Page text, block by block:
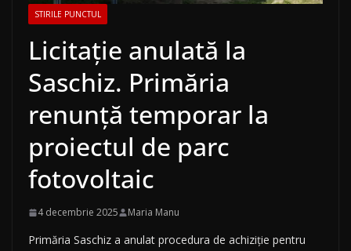
STIRILE PUNCTUL
Licitație anulată la
Saschiz. Primăria
renunță temporar la
proiectul de parc
fotovoltaic
4 decembrie 2025 Maria Manu
Primăria Saschiz a anulat procedura de achiziție pentru